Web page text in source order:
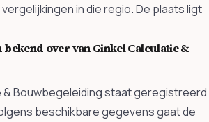
in die regio. De plaats ligt
bekend over van Ginkel Calculatie &
& Bouwbegeleiding staat geregistreerd
beschikbare gegevens gaat de